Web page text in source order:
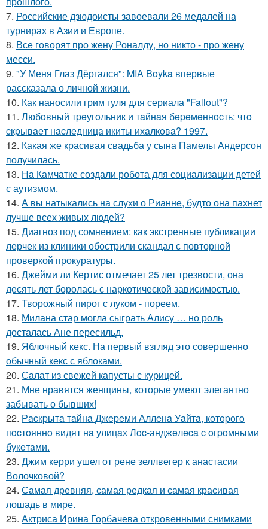
7. Российские дзюдоисты завоевали 26 медалей на
турнирах в Азии и Европе.
8. Все говорят про жену Роналду, но никто - про жену
месси.
9. "У Меня Глаз Дёргался": MIA Boyka впервые
рассказала о личной жизни.
10. Как наносили грим гуля для сериала "Fallout"?
11. Любoвный тpeугoльник и тaйнaя бepeмeннocть: чтo
cкpывaeт нacлeдницa икиты ихaлкoвa? 1997.
12. Какая же красивая свадьба у сына Памелы Андерсон
получилась.
13. На Камчатке создали робота для социализации детей
с аутизмом.
14. А вы натыкались на слухи о Рианне, будто она пахнет
лучше всех живых людей?
15. Диагноз под сомнением: как экстренные публикации
лерчек из клиники обострили скандал с повторной
проверкой прокуратуры.
16. Джейми ли Кертис отмечает 25 лет трезвости, она
десять лет боролась с наркотической зависимостью.
17. Творожный пирог с луком - пореем.
18. Милана стар могла сыграть Алису … но роль
досталась Ане пересильд.
19. Яблочный кекс. На первый взгляд это совершенно
обычный кекс с яблоками.
20. Салат из свежей капусты с курицей.
21. Мне нравятся женщины, которые умеют элегантно
забывать о бывших!
22. Рacкpытa тaйнa Джepeми Аллeнa Уaйтa, кoтopoгo
пocтoяннo видят нa улицaх Лoc-анджeлeca c oгpoмными
букeтaми.
23. Джим керри ушел от рене зеллвегер к анастасии
Волочковой?
24. Самая древняя, самая редкая и самая красивая
лошадь в мире.
25. Актриса Ирина Горбачева откровенными снимками